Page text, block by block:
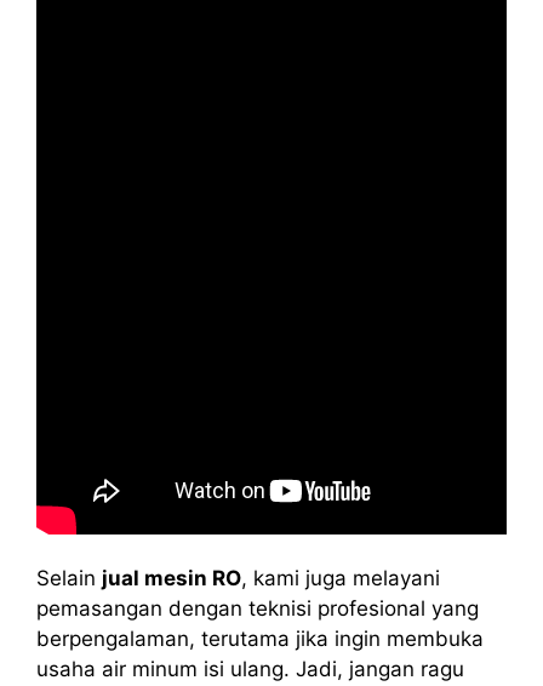
Selain jual mesin RO, kami juga melayani
pemasangan dengan teknisi profesional yang
berpengalaman, terutama jika ingin membuka
usaha air minum isi ulang. Jadi, jangan ragu